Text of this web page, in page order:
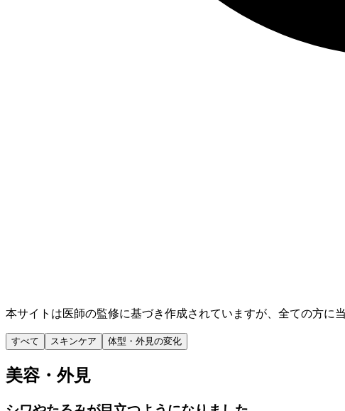
本サイトは医師の監修に基づき作成されていますが、全ての方に
すべて スキンケア 体型・外見の変化
美容・外見